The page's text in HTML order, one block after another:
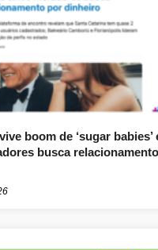
boom de ‘sugar babies’
busca